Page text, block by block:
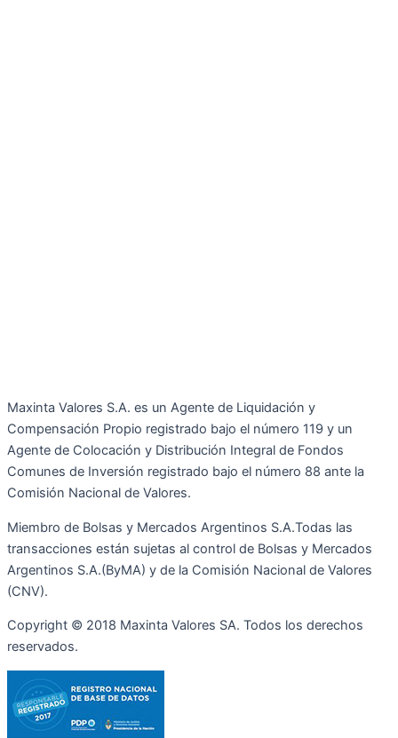
Maxinta Valores S.A. es un Agente de Liquidación y
Compensación Propio registrado bajo el número 119 y un
Agente de Colocación y Distribución Integral de Fondos
Comunes de Inversión registrado bajo el número 88 ante la
Comisión Nacional de Valores.
Miembro de Bolsas y Mercados Argentinos S.A.Todas las
transacciones están sujetas al control de Bolsas y Mercados
Argentinos S.A.(ByMA) y de la Comisión Nacional de Valores
(CNV).
Copyright © 2018 Maxinta Valores SA. Todos los derechos
reservados.